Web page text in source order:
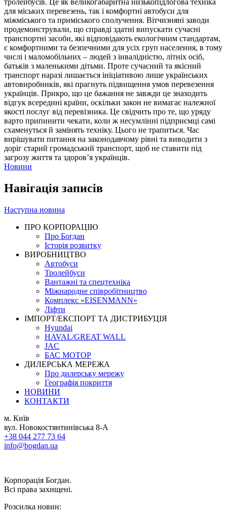
для міських перевезень, так і комфортні автобуси для
міжміського та приміського сполучення. Вітчизняні заводи
продемонстрували, що справді здатні випускати сучасні
транспортні засоби, які відповідають екологічним стандартам,
є комфортними та безпечними для усіх груп населення, в тому
числі і маломобільних – людей з інвалідністю, літніх осіб,
батьків з маленькими дітьми. Проте сучасний та якісний
транспорт наразі лишається ініціативою лише українських
автовиробників, які прагнуть підвищення умов перевезення
українців. Прикро, що це бажання не завжди це знаходить
відгук всередині країни, оскільки закон не вимагає належної
якості послуг від перевізника. Це свідчить про те, що уряду
варто припинити чекати, коли ж несумлінні підприємці самі
схаменуться й замінять техніку. Цього не трапиться. Час
вирішувати питання на законодавчому рівні та виводити з
доріг старий громадський транспорт, щоб не ставити під
загрозу життя та здоров’я українців.
Новини
Навігація записів
Наступна новина
ПРО КОРПОРАЦІЮ
Про Богдан
Історія розвитку
ВИРОБНИЦТВО
Автобуси
Тролейбуси
Вантажні та спецтехніка
Міжнародне співробітництво
Комплекс «EISENMANN»
Ліфти
ІМПОРТ/ЕКСПОРТ ТА ДИСТРИБУЦІЯ
Hyundai
HAVAL/GREAT WALL
JAC
БАС МОТОР
ДИЛЕРСЬКА МЕРЕЖА
Про дилерську мережу
Географія покриття
НОВИНИ
КОНТАКТИ
м. Київ
вул. Новокостянтинівська 8-А
+38 044 277 73 64
info@bogdan.ua
Корпорація Богдан.
Всі права захищені.
Розсилка новин: